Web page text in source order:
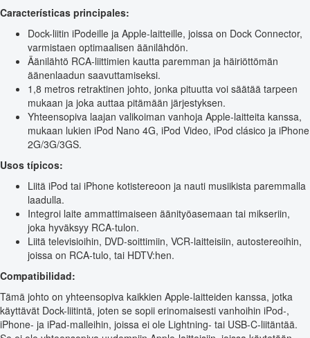
Características principales:
Dock-liitin iPodeille ja Apple-laitteille, joissa on Dock Connector,
varmistaen optimaalisen äänilähdön.
Äänilähtö RCA-liittimien kautta paremman ja häiriöttömän
äänenlaadun saavuttamiseksi.
1,8 metros retraktinen johto, jonka pituutta voi säätää tarpeen
mukaan ja joka auttaa pitämään järjestyksen.
Yhteensopiva laajan valikoiman vanhoja Apple-laitteita kanssa,
mukaan lukien iPod Nano 4G, iPod Video, iPod clásico ja iPhone
2G/3G/3GS.
Usos típicos:
Liitä iPod tai iPhone kotistereoon ja nauti musiikista paremmalla
laadulla.
Integroi laite ammattimaiseen äänityöasemaan tai mikseriin,
joka hyväksyy RCA-tulon.
Liitä televisioihin, DVD-soittimiin, VCR-laitteisiin, autostereoihin,
joissa on RCA-tulo, tai HDTV:hen.
Compatibilidad:
Tämä johto on yhteensopiva kaikkien Apple-laitteiden kanssa, jotka
käyttävät Dock-liitintä, joten se sopii erinomaisesti vanhoihin iPod-,
iPhone- ja iPad-malleihin, joissa ei ole Lightning- tai USB-C-liitäntää.